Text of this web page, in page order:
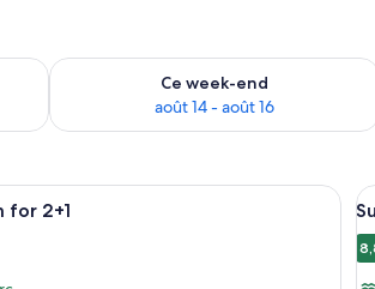
août 9 - août 10
Ce week-end
août 14 - août 16
Vérifier la disponibilité pour ce week-
télévision, d’une fenêtre avec des rideaux et
Une chambre d’hôtel avec un grand
for 2+1